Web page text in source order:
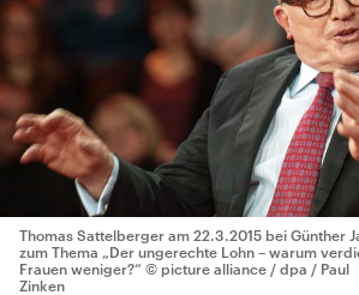
Thomas Sattelberger am 22.3.2015 bei Günther
zum Thema „Der ungerechte Lohn – warum
Frauen weniger?“ © picture alliance / dpa / Paul
Zinken